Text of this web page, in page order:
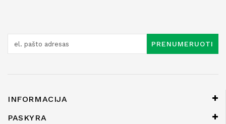
PRENUMERUOTI
INFORMACIJA
PASKYRA